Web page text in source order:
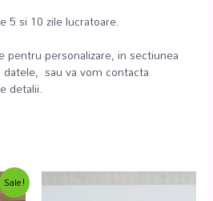
5 si 10 zile lucratoare.
pentru personalizare, in sectiunea
sau va vom contacta
detalii.
Sale!